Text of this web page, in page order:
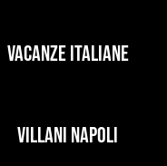
VACANZE ITALIANE
VILLANI NAPOLI